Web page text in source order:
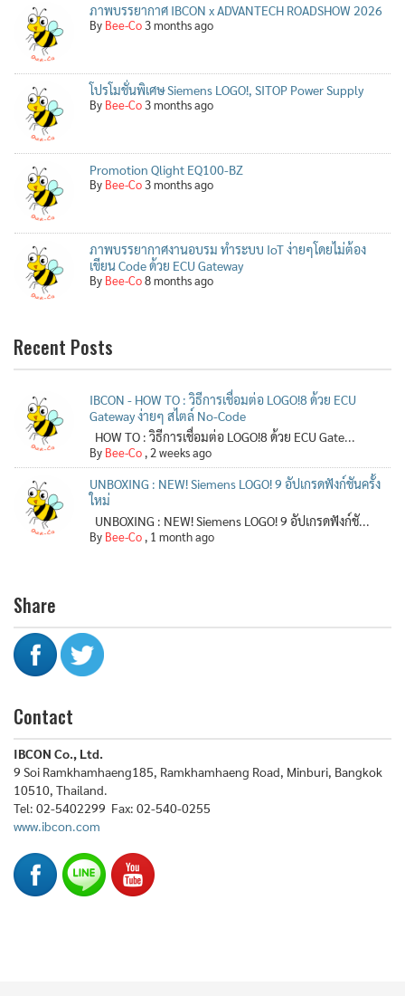
ภาพบรรยากาศ IBCON x ADVANTECH ROADSHOW 2026
By Bee-Co3 months ago
โปรโมชั่นพิเศษ Siemens LOGO!, SITOP Power Supply
By Bee-Co3 months ago
Promotion Qlight EQ100-BZ
By Bee-Co3 months ago
ภาพบรรยากาศงานอบรม ทำระบบ IoT ง่ายๆโดยไม่ต้อง
เขียน Code ด้วย ECU Gateway
By Bee-Co8 months ago
Recent Posts
IBCON - HOW TO : วิธีการเชื่อมต่อ LOGO!8 ด้วย ECU
Gateway ง่ายๆ สไตล์ No-Code
HOW TO : วิธีการเชื่อมต่อ LOGO!8 ด้วย ECU Gate...
By Bee-Co ,2 weeks ago
UNBOXING : NEW! Siemens LOGO! 9 อัปเกรดฟังก์ชันครั้ง
ใหม่
UNBOXING : NEW! Siemens LOGO! 9 อัปเกรดฟังก์ชั...
By Bee-Co , 1 month ago
Share
Contact
IBCON Co., Ltd.
9 Soi Ramkhamhaeng185, Ramkhamhaeng Road, Minburi, Bangkok
10510, Thailand.
Tel: 02-5402299 Fax: 02-540-0255
www.ibcon.com